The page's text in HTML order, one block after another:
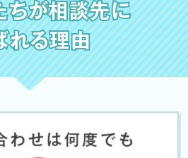
ちが相談先に
れる理由